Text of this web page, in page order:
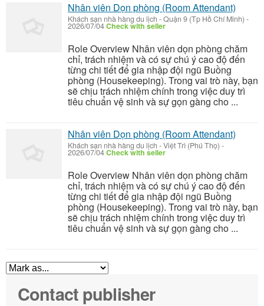
Nhân viên Dọn phòng (Room Attendant)
Khách sạn nhà hàng du lịch -Quận 9 (Tp Hồ Chí Minh) -
2026/07/04Check with seller
Role Overview Nhân viên dọn phòng chăm
chỉ, trách nhiệm và có sự chú ý cao độ đến
từng chi tiết để gia nhập đội ngũ Buồng
phòng (Housekeeping). Trong vai trò này, bạn
sẽ chịu trách nhiệm chính trong việc duy trì
tiêu chuẩn vệ sinh và sự gọn gàng cho ...
Nhân viên Dọn phòng (Room Attendant)
Khách sạn nhà hàng du lịch -Việt Trì (Phú Thọ) -
2026/07/04Check with seller
Role Overview Nhân viên dọn phòng chăm
chỉ, trách nhiệm và có sự chú ý cao độ đến
từng chi tiết để gia nhập đội ngũ Buồng
phòng (Housekeeping). Trong vai trò này, bạn
sẽ chịu trách nhiệm chính trong việc duy trì
tiêu chuẩn vệ sinh và sự gọn gàng cho ...
Contact publisher